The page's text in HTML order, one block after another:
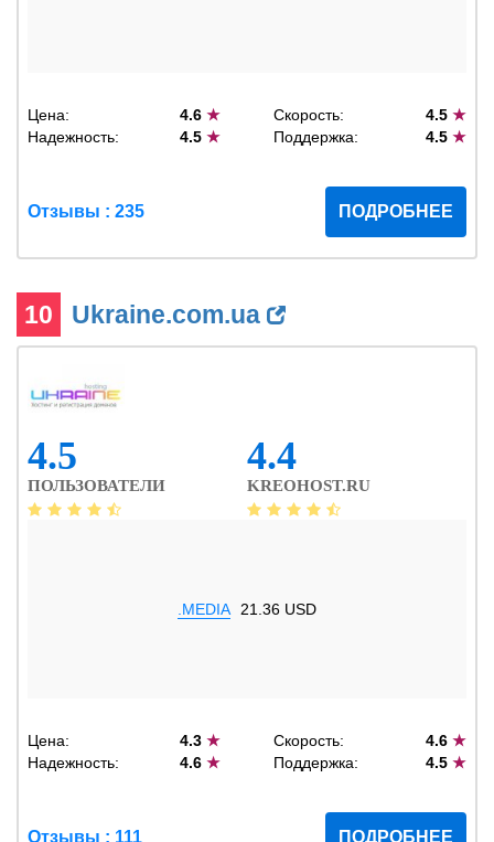
Цена: 4.6★ Скорость: 4.5 ★
Надежность:
4.5★ Поддержка: 4.5 ★
Отзывы : 235 ПОДРОБНЕЕ
10 Ukraine.com.ua
4.5
ПОЛЬЗОВАТЕЛИ
4.4
KREOHOST.RU
.MEDIA 21.36 USD
Цена: 4.3★ Скорость: 4.6 ★
Надежность:
4.6★ Поддержка: 4.5 ★
Отзывы : 111 ПОДРОБНЕЕ